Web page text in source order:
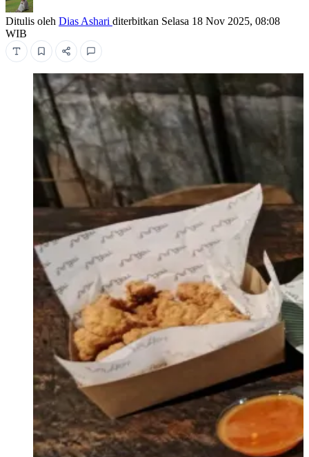
Ditulis oleh Dias Ashari diterbitkan Selasa 18 Nov 2025, 08:08
WIB